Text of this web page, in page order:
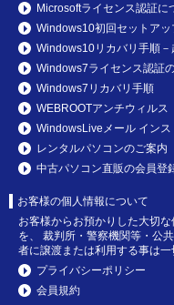
Microsoftライセンス認証に
Windows10初回セットアッ
Windows10リカバリ手順－
Windows7ライセンス認証
Windows7リカバリ手順
WEBROOTアンチウィル
WindowsLiveメール インス
レンタルパソコンのご案内
中古パソコン直販の会員登
お客様の個人情報について
お客様からお預かりした大切
を、 裁判所・警察機関等・公
者に譲渡または利用する事は一
プライバシーポリシー
会員規約